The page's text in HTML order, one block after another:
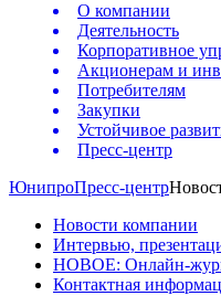
О компании
Деятельность
Корпоративное
Акционерам и
Потребителям
Закупки
Устойчивое
Пресс-центр
ЮнипроПресс-центр
Новости компании
Интервью,
НОВОЕ: Онлайн-
Контактная